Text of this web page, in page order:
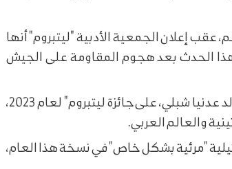
عقب إعلان الجمعية الأدبية "ليتبروم" أنها
الحدث بعد هجوم المقاومة على الجيش
وكان من المقرر أن تحصل الروائية والكاتبة الفلسطينية المولد عدنيا شبلي، على جائزة ليتبروم" لعام 2023،
والعالم العربي.
"مرئية بشكل خاص" في نسخة هذا العام،